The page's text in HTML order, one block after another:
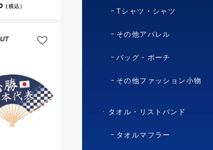
(税込）
Tシャツ・シャツ
その他アパレル
バッグ・ポーチ
その他ファッション小物
タオル・リストバンド
タオルマフラー